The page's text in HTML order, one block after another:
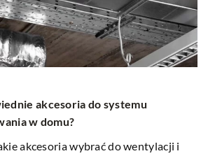
akcesoria do systemu
w domu?
akcesoria wybrać do wentylacji i